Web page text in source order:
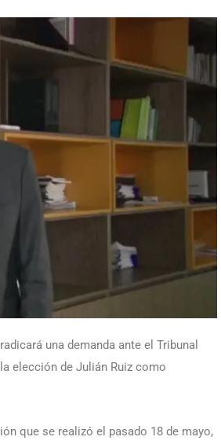
una demanda ante el Tribunal
elección de Julián Ruiz como
que se realizó el pasado 18 de mayo,